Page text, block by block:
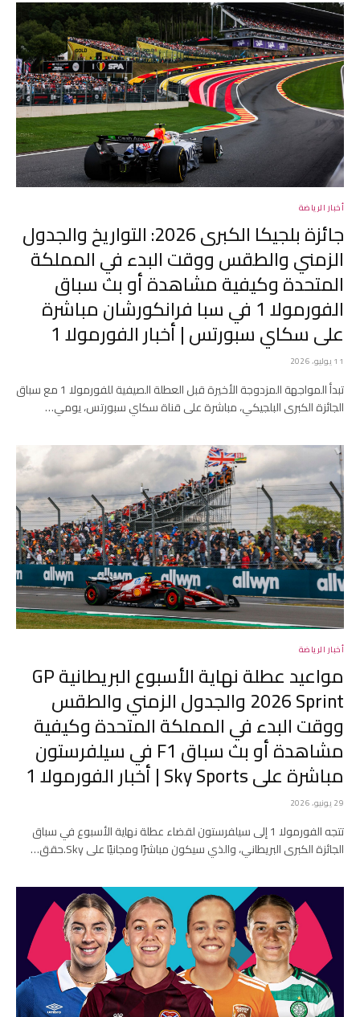
أخبار الرياضة
جائزة بلجيكا الكبرى 2026: التواريخ والجدول
الزمني والطقس ووقت البدء في المملكة
المتحدة وكيفية مشاهدة أو بث سباق
الفورمولا 1 في سبا فرانكورشان مباشرة
على سكاي سبورتس | أخبار الفورمولا 1
11 يوليو، 2026
تبدأ المواجهة المزدوجة الأخيرة قبل العطلة الصيفية للفورمولا 1 مع سباق
الجائزة الكبرى البلجيكي، مباشرة على قناة سكاي سبورتس، يومي…
أخبار الرياضة
مواعيد عطلة نهاية الأسبوع البريطانية GP
2026 Sprint والجدول الزمني والطقس
ووقت البدء في المملكة المتحدة وكيفية
مشاهدة أو بث سباق F1 في سيلفرستون
مباشرة على Sky Sports | أخبار الفورمولا 1
29 يونيو، 2026
تتجه الفورمولا 1 إلى سيلفرستون لقضاء عطلة نهاية الأسبوع في سباق
الجائزة الكبرى البريطاني، والذي سيكون مباشرًا ومجانيًا على Sky.حقق…